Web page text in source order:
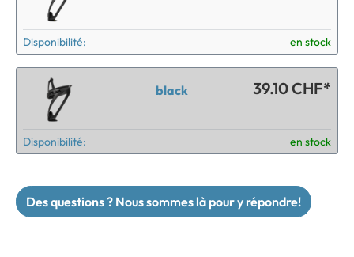
Disponibilité: en stock
black 39.10 CHF*
Disponibilité: en stock
Des questions ? Nous sommes là pour y répondre!